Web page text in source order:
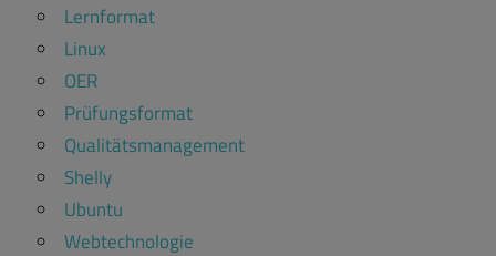
Lernformat
Linux
OER
Prüfungsformat
Qualitätsmanagement
Shelly
Ubuntu
Webtechnologie